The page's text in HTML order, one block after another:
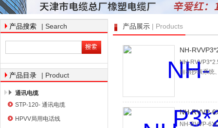
产品搜索 | Search
产品目录 | Product
通讯电缆
STP-120- 通讯电缆
HPVV局用电话线
产品展示 | Products
NH-
NH-
自动抄表系统
NH-RVVP-
NH-RVVP-